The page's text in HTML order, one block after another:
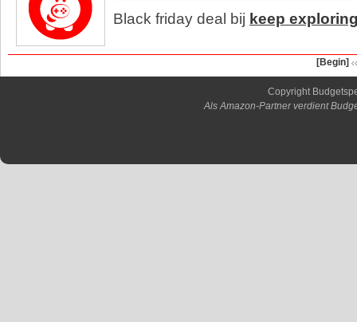
Black friday deal bij keep
[Begin]
Copyright
Als Amazon-Partner verdient